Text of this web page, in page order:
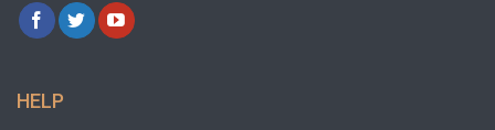
HELP